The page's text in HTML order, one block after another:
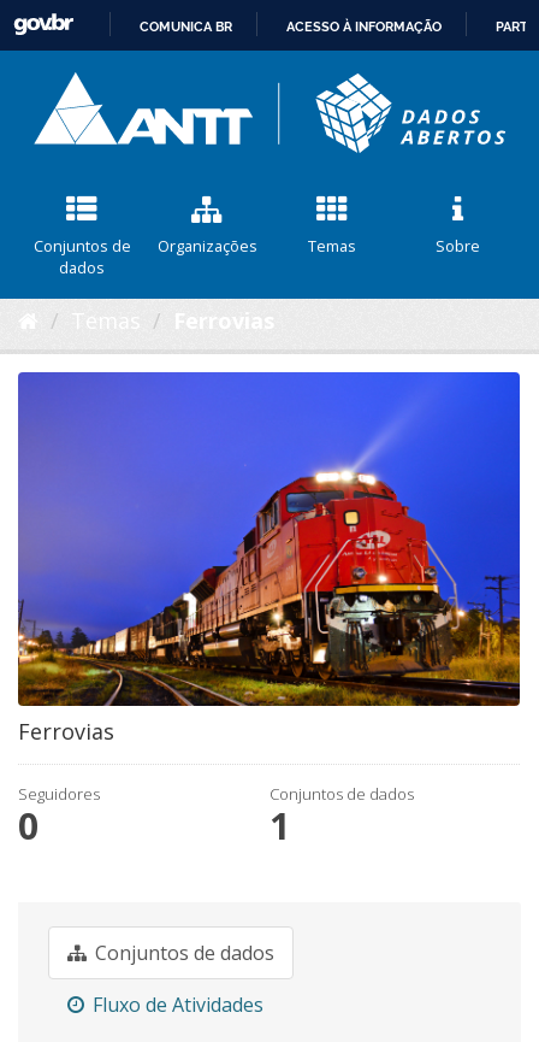
CONTEÚDO
COMUNICA BR ACESSO À INFORMAÇÃO
Conjuntos de
dados
Organizações Temas Sobre
Ferrovias
Seguidores
0
Conjuntos de dados
1
Conjuntos de dados
Fluxo de Atividades